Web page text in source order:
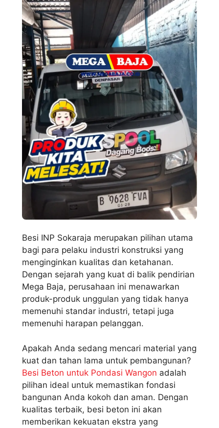
Besi INP Sokaraja merupakan pilihan utama
bagi para pelaku industri konstruksi yang
menginginkan kualitas dan ketahanan.
Dengan sejarah yang kuat di balik pendirian
Mega Baja, perusahaan ini menawarkan
produk-produk unggulan yang tidak hanya
memenuhi standar industri, tetapi juga
memenuhi harapan pelanggan.
Apakah Anda sedang mencari material yang
kuat dan tahan lama untuk pembangunan?
Besi Beton untuk Pondasi Wangon adalah
pilihan ideal untuk memastikan fondasi
bangunan Anda kokoh dan aman. Dengan
kualitas terbaik, besi beton ini akan
memberikan kekuatan ekstra yang